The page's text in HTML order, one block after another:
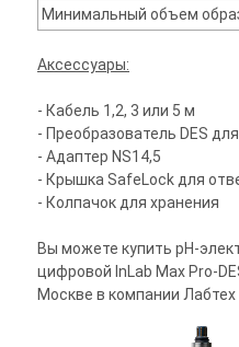
Минимальный объем
Аксессуары:
- Кабель 1,2, 3 или 5 м
- Преобразователь DES
- Адаптер NS14,5
- Крышка SafeLock для
- Колпачок для хранения
Вы можете купить pH-
цифровой InLab Max Pro-
Москве в компании